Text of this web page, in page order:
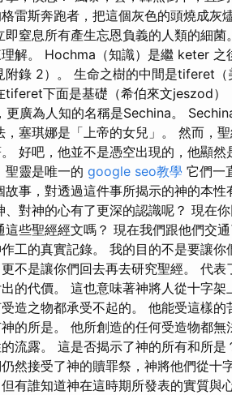
雷斯奔跑者，把這個灰色的頭燒成灰
窒息所有產生忘恩負義的人類的細
解。 Hochma（知識）是繼 keter
錄 2）。 生命之樹的中間是tiferet（
tiferet下面是基礎（希伯來文jeszod）
廣為人知的名稱是Sechina。
塞琪娜是「上帝的女兒」。 然而，
好吧，他並不是憑空出現的，他顯
聖靈是唯一的 google seo教學 它們一
事，對透過這件事所揭示的神的本
對神的心有了更深的認識呢？ 現在
些聖經經文嗎？ 現在我們跟他們交
工的真實記錄。 我的目的不是要讓
不是讓你們回去再去研究聖經。 代
的代價。 這也意味著神將人從十字
造之物都承受不起的。 他能受這樣
的所是。 他所創造的任何受造物都
流露。 這是否揭示了神的所有和所是
然接受了神的贖罪祭，神將他們從十
有誰知道神在這時期所發表的實質與